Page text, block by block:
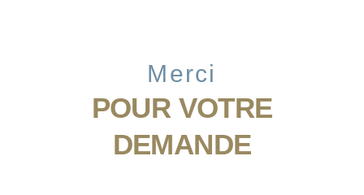
Merci
POUR VOTRE
DEMANDE